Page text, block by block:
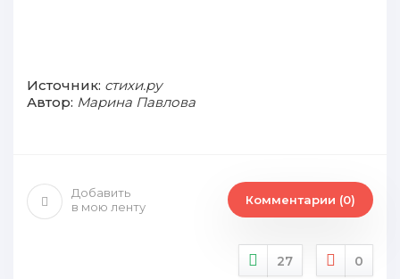
Источник: стихи.ру
Автор: Марина Павлова
Добавить
в мою ленту
Комментарии (0)
27 0